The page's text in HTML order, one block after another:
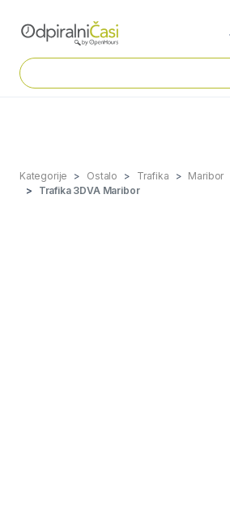
Kategorije Ostalo Trafika
Maribor
Trafika 3DVA Maribor